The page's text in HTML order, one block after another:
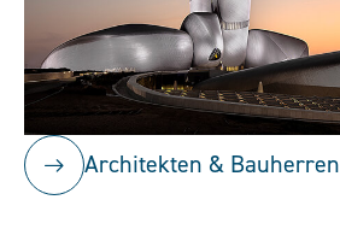
Architekten & Bauherren